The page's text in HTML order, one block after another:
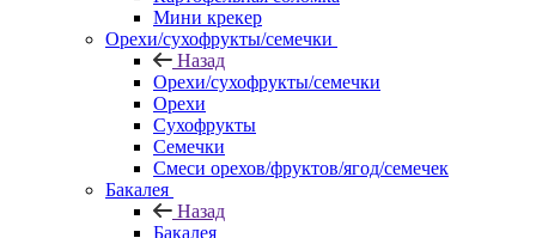
Мини крекер
Орехи/сухофрукты/семечки
Назад
Орехи/сухофрукты/семечки
Орехи
Сухофрукты
Семечки
Смеси орехов/фруктов/ягод/семечек
Бакалея
Назад
Бакалея